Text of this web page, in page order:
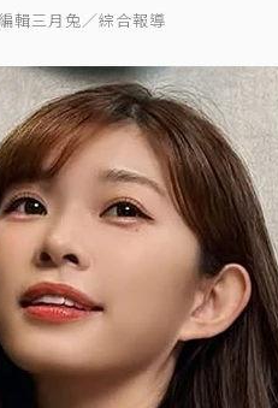
輯三月兔／綜合報導